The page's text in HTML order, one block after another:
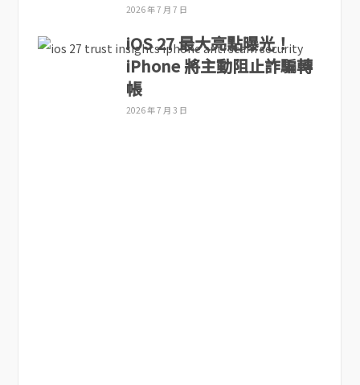
2026 年 7 月 7 日
iOS 27 最大亮點曝光！
iPhone 將主動阻止詐騙轉
帳
2026 年 7 月 3 日